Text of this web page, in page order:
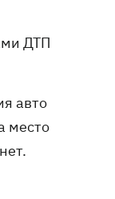
ДТП
авто
место